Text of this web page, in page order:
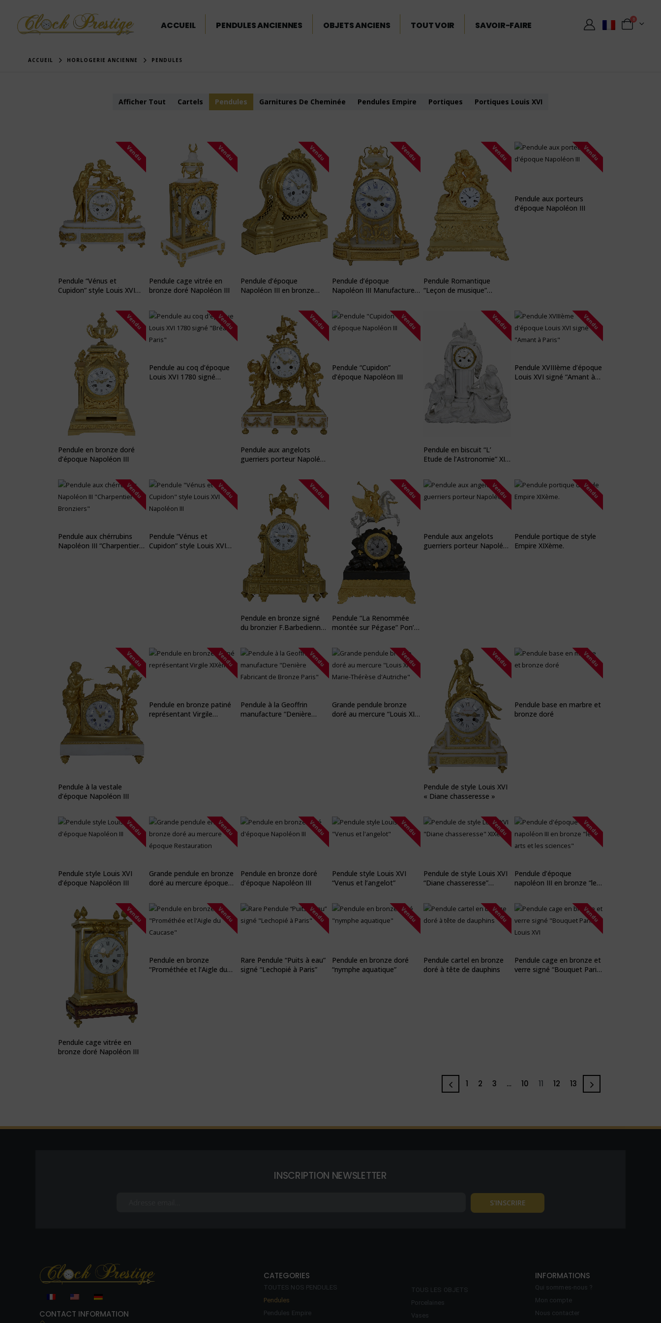
ACCUEIL PENDULES ANCIENNES OBJETS ANCIENS TOUT VOIR SAVOIR-FAIRE
0
ACCUEIL HORLOGERIE ANCIENNE PENDULES
Afficher Tout Cartels Pendules Garnitures De Cheminée Pendules Empire Portiques Portiques Louis XVI
Vendu
Pendule “Vénus et
Cupidon” style Louis XVI
Vendu
Pendule cage vitrée en
bronze doré Napoléon III
Vendu
Pendule d’époque
Napoléon III en bronze
Vendu
Pendule d’époque
Napoléon III Manufacture
Vendu
Pendule Romantique
“Leçon de musique”
Vendu
Pendule aux porteurs
d’époque Napoléon III
Vendu
Pendule en bronze doré
d’époque Napoléon III
Vendu
Pendule au coq d’époque
Louis XVI 1780 signé
Vendu
Pendule aux angelots
guerriers porteur Napoléon
Vendu
Pendule “Cupidon”
d’époque Napoléon III
Vendu
Pendule en biscuit “L’
Etude de l’Astronomie” XIX
Vendu
Pendule XVIIIème d’époque
Louis XVI signé “Amant à
Vendu
Pendule aux chérrubins
Napoléon III “Charpentier
Vendu
Pendule “Vénus et
Cupidon” style Louis XVI
Vendu
Pendule en bronze signé
du bronzier F.Barbedienne
Vendu
Pendule “La Renommée
montée sur Pégase” Pon’s
Vendu
Pendule aux angelots
guerriers porteur Napoléon
Vendu
Pendule portique de style
Empire XIXème.
Vendu
Pendule à la vestale
d’époque Napoléon III
Vendu
Pendule en bronze patiné
représentant Virgile
Vendu
Pendule à la Geoffrin
manufacture “Denière
Vendu
Grande pendule bronze
doré au mercure “Louis XIV
Vendu
Pendule de style Louis XVI
« Diane chasseresse »
Vendu
Pendule base en marbre et
bronze doré
Vendu
Pendule style Louis XVI
d’époque Napoléon III
Vendu
Grande pendule en bronze
doré au mercure époque
Vendu
Pendule en bronze doré
d’époque Napoléon III
Vendu
Pendule style Louis XVI
“Venus et l’angelot”
Vendu
Pendule de style Louis XVI
“Diane chasseresse”
Vendu
Pendule d’époque
napoléon III en bronze “les
Vendu
Pendule cage vitrée en
bronze doré Napoléon III
Vendu
Pendule en bronze
“Prométhée et l’Aigle du
Vendu
Rare Pendule “Puits à eau”
signé “Lechopié à Paris”
Vendu
Pendule en bronze doré
“nymphe aquatique”
Vendu
Pendule cartel en bronze
doré à tête de dauphins
Vendu
Pendule cage en bronze et
verre signé “Bouquet Paris”
1 2 3 … 10 11 12 13
INSCRIPTION NEWSLETTER
CONTACT INFORMATION
CATEGORIES
TOUTES NOS PENDULES
Pendules
Pendules Empire
TOUS LES OBJETS
Porcelaines
Vases
INFORMATIONS
Qui sommes-nous ?
Mon compte
Nous contacter